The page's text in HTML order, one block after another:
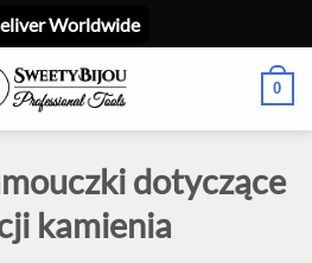
Worldwide
0
dotyczące
kamienia